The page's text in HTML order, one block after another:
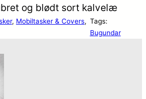
og blødt sort kalvelæ
, Mobiltasker & Covers
Tags:
Bugundar